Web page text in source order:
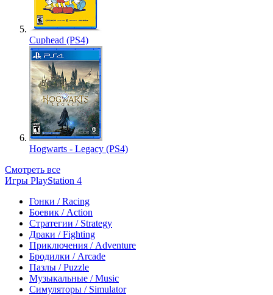
Cuphead (PS4)
Hogwarts - Legacy (PS4)
Смотреть все
Игры PlayStation 4
Гонки / Racing
Боевик / Action
Стратегии / Strategy
Драки / Fighting
Приключения / Adventure
Бродилки / Arcade
Пазлы / Puzzle
Музыкальные / Music
Симуляторы / Simulator